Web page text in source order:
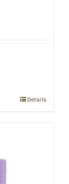
Details